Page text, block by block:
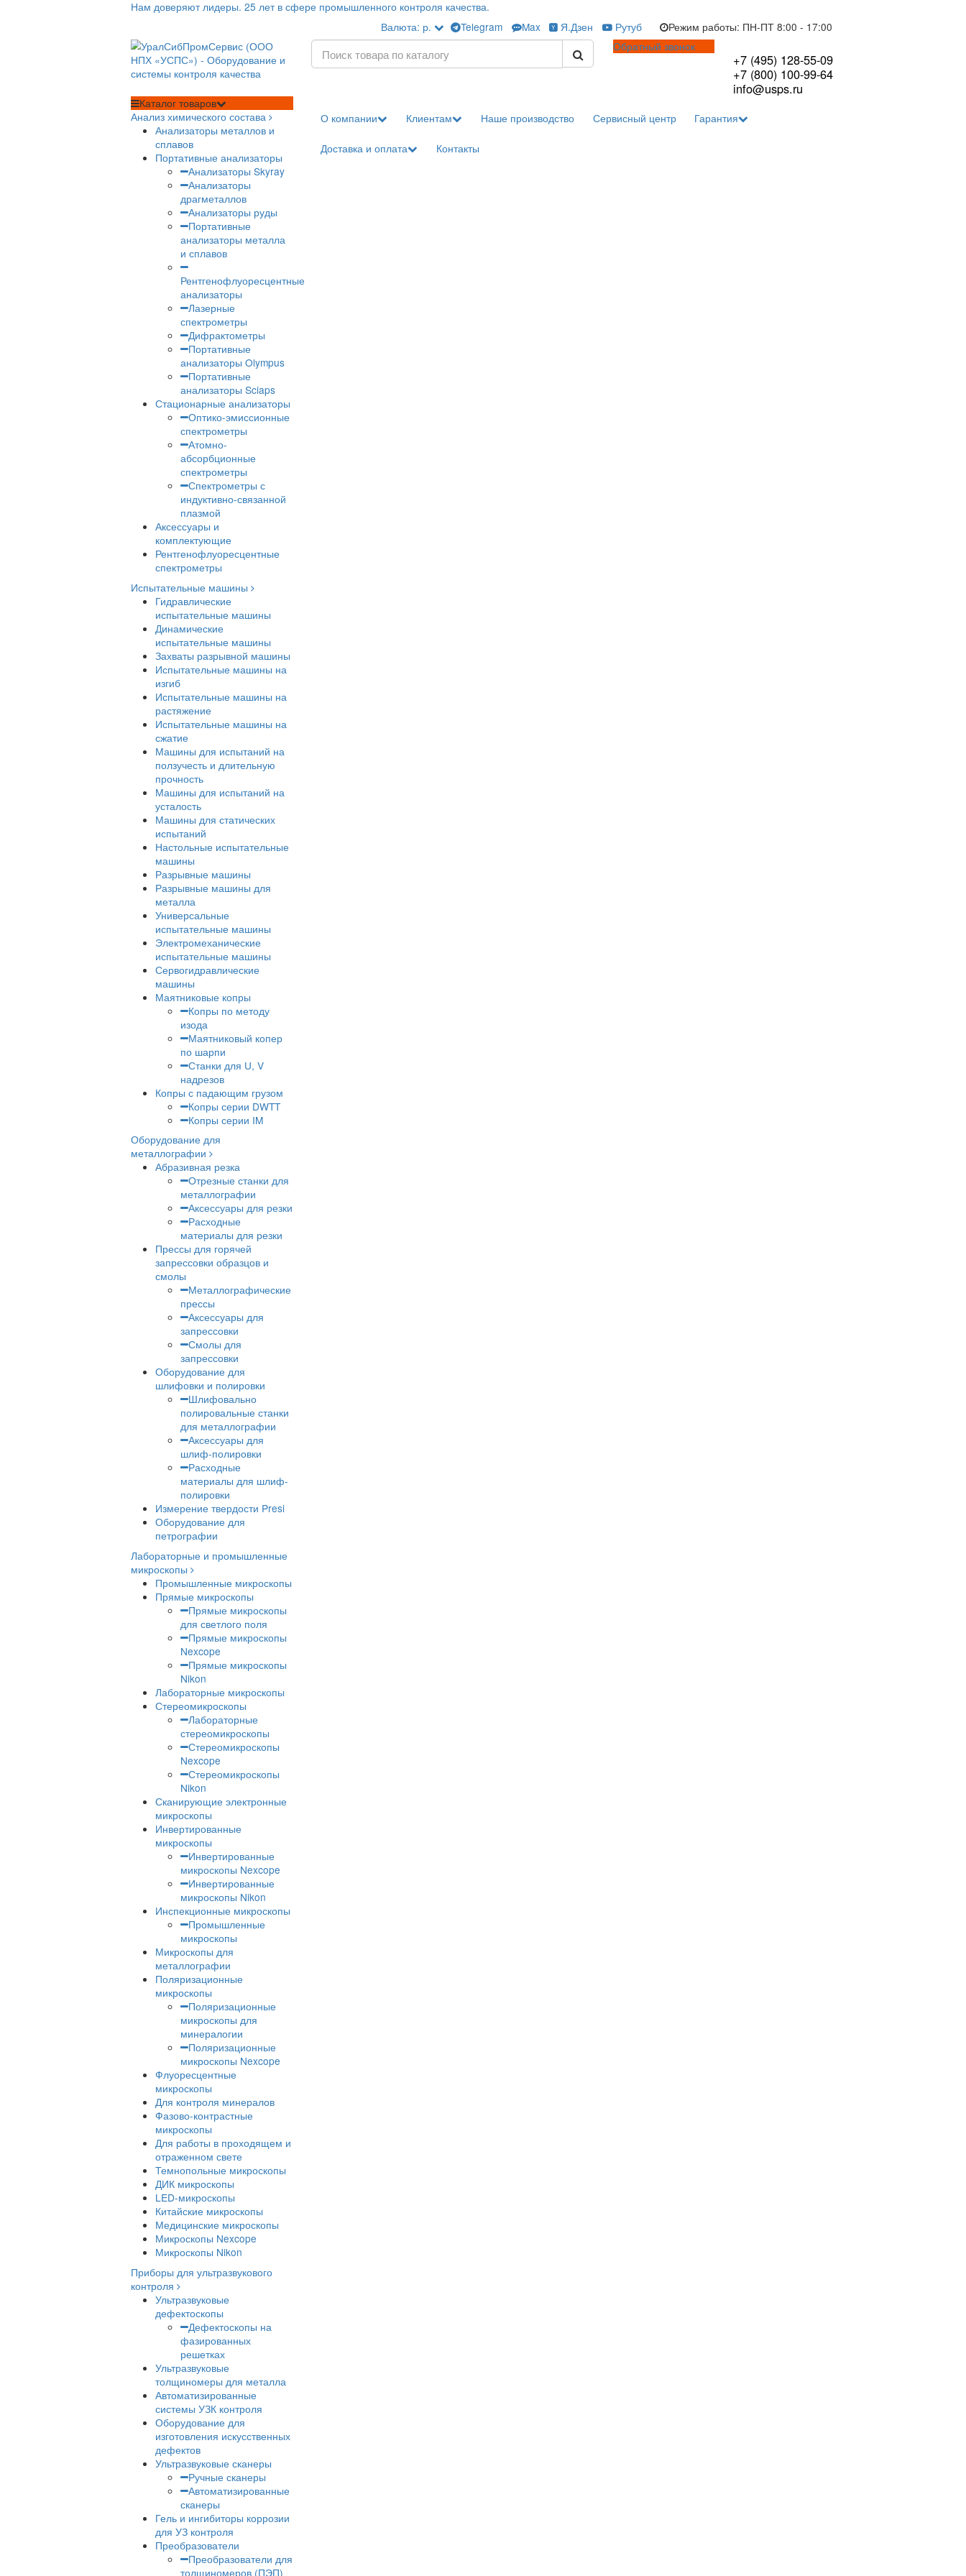
Нам доверяют лидеры. 25 лет в сфере промышленного контроля качества.
Telegram Max Я.Дзен Рутуб Режим работы: ПН-ПТ 8:00 -
Валюта:р.
Обратный звонок
Каталогтоваров
Анализ химического состава
Анализаторы металлов и
сплавов
Портативные анализаторы
Анализаторы Skyray
Анализаторы
драгметаллов
Анализаторы руды
Портативные
анализаторы металла
и сплавов
Рентгенофлуоресцентные
анализаторы
Лазерные
спектрометры
Дифрактометры
Портативные
анализаторы Olympus
Портативные
анализаторы Sciaps
Стационарные анализаторы
Оптико-эмиссионные
спектрометры
Атомно-
абсорбционные
спектрометры
Спектрометры с
плазмой
Аксессуары и
комплектующие
Рентгенофлуоресцентные
спектрометры
Испытательные машины
Гидравлические
испытательные машины
Динамические
испытательные машины
Захваты разрывной машины
Испытательные машины на
изгиб
Испытательные машины на
растяжение
Испытательные машины на
сжатие
Машины для испытаний на
ползучесть и длительную
прочность
Машины для испытаний на
усталость
Машины для статических
испытаний
Настольные испытательные
машины
Разрывные машины
Разрывные машины для
металла
Универсальные
испытательные машины
Электромеханические
испытательные машины
Сервогидравлические
машины
Маятниковые копры
Копры по методу
изода
Маятниковый копер
по шарпи
Станки для U, V
надрезов
Копры с падающим грузом
Копры серии DWTT
Оборудование для
металлографии
Абразивная резка
Отрезные станки для
металлографии
Аксессуары для резки
Расходные
материалы для резки
Прессы для горячей
запрессовки образцов и
смолы
Металлографические
прессы
Аксессуары для
Смолы для
запрессовки
Оборудование для
шлифовки и полировки
Шлифовально
полировальные станки
для металлографии
Аксессуары для
шлиф-полировки
Расходные
материалы для шлиф-
полировки
Измерение твердости Presi
Оборудование для
петрографии
Лабораторные и промышленные
микроскопы
Промышленные микроскопы
Прямые микроскопы
Прямые микроскопы
для светлого поля
Прямые микроскопы
Nexcope
Прямые микроскопы
Nikon
Лабораторные микроскопы
Стереомикроскопы
стереомикроскопы
Стереомикроскопы
Nexcope
Стереомикроскопы
Nikon
Сканирующие электронные
микроскопы
Инвертированные
микроскопы
Инвертированные
микроскопы Nexcope
Инвертированные
микроскопы Nikon
Инспекционные микроскопы
Промышленные
микроскопы
Микроскопы для
Поляризационные
микроскопы
Поляризационные
микроскопы для
минералогии
Поляризационные
микроскопы Nexcope
Флуоресцентные
микроскопы
Для контроля минералов
Фазово-контрастные
микроскопы
Для работы в проходящем и
отраженном свете
Темнопольные микроскопы
ДИК микроскопы
LED-микроскопы
Китайские микроскопы